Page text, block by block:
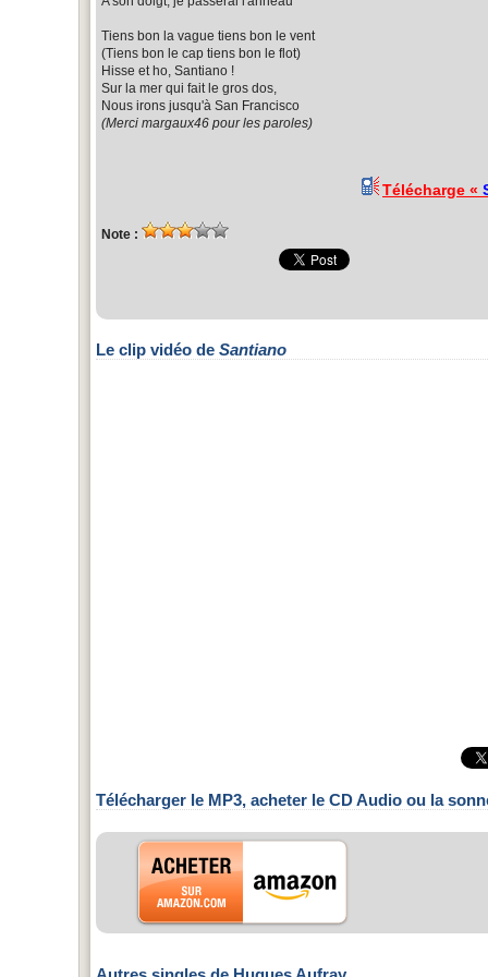
Tiens bon la vague tiens bon le vent
(Tiens bon le cap tiens bon le flot)
Hisse et ho, Santiano !
Sur la mer qui fait le gros dos,
Nous irons jusqu'à San Francisco
(Merci margaux46 pour les paroles)
Télécharge «
Note :
Le clip vidéo de Santiano
Télécharger le MP3, acheter le CD Audio ou la